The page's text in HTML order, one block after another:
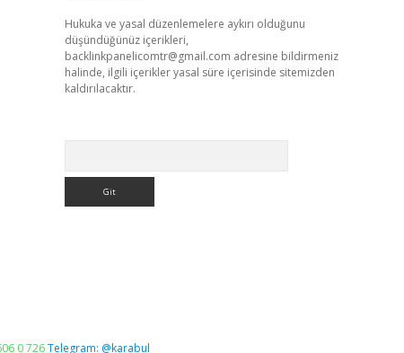
Hukuka ve yasal düzenlemelere aykırı olduğunu
düşündüğünüz içerikleri,
backlinkpanelicomtr@gmail.com adresine bildirmeniz
halinde, ilgili içerikler yasal süre içerisinde sitemizden
kaldırılacaktır.
0 726Telegram: @karabul